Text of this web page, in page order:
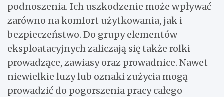
podnoszenia. Ich uszkodzenie może wpływać
zarówno na komfort użytkowania, jak i
bezpieczeństwo. Do grupy elementów
eksploatacyjnych zaliczają się także rolki
prowadzące, zawiasy oraz prowadnice. Nawet
niewielkie luzy lub oznaki zużycia mogą
prowadzić do pogorszenia pracy całego